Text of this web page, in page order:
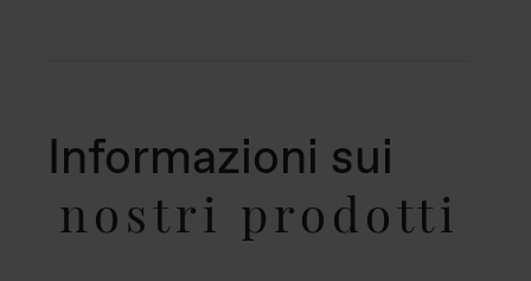
Informazioni sui
nostri prodotti